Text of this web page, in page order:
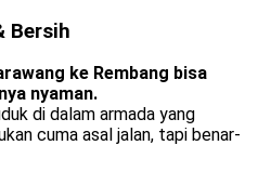
Bersih
ke Rembang bisa
nyaman.
di dalam armada yang
cuma asal jalan, tapi benar-